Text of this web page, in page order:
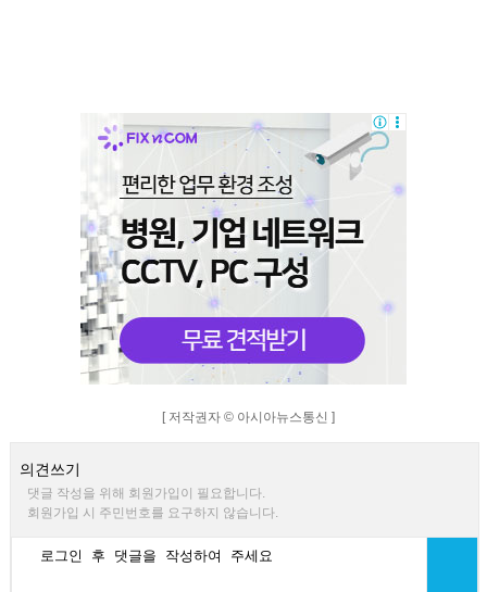
[ 저작권자 © 아시아뉴스통신 ]
의견쓰기
댓글 작성을 위해 회원가입이 필요합니다.
회원가입 시 주민번호를 요구하지 않습니다.